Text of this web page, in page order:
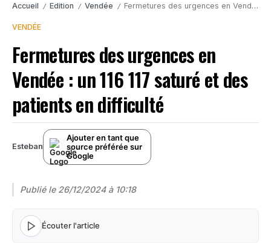
Accueil / Edition / Vendée / Fermetures des urgences en Vendée : un 116 117 saturé et des patients en difficulté
VENDÉE
Fermetures des urgences en
Vendée : un 116 117 saturé et des
patients en difficulté
Esteban
Ajouter en tant que
source préférée sur
Google
Publié le 26/12/2024 à 10:18
Écouter l'article